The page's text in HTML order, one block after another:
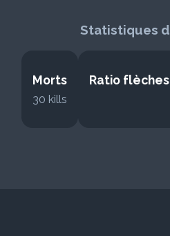
Statistiques
Morts
30 kills
Ratio